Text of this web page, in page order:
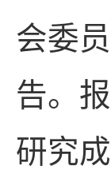
会委
告。
研究